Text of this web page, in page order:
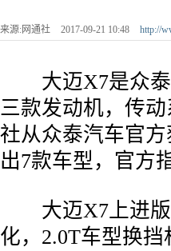
来源:网通社 2017-09-21 10:48 http://
大迈X7是众泰
三款发动机，传
社从众泰汽车官
出7款车型，官方
大迈X7上进版
化，2.0T车型换